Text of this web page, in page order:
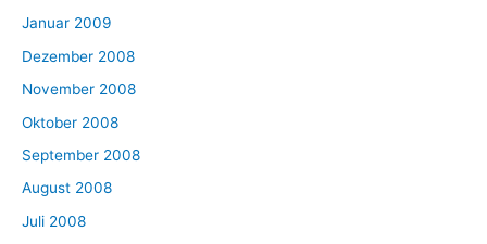
Januar 2009
Dezember 2008
November 2008
Oktober 2008
September 2008
August 2008
Juli 2008